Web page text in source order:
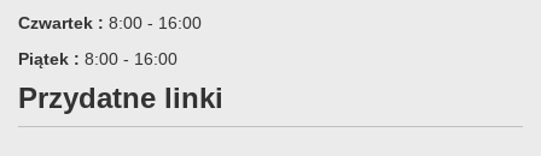
Czwartek : 8:00 - 16:00
Piątek : 8:00 - 16:00
Przydatne linki